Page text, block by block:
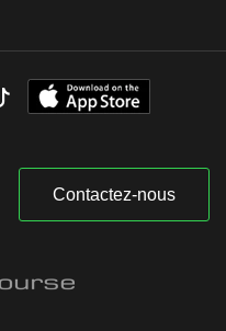
Contactez-nous